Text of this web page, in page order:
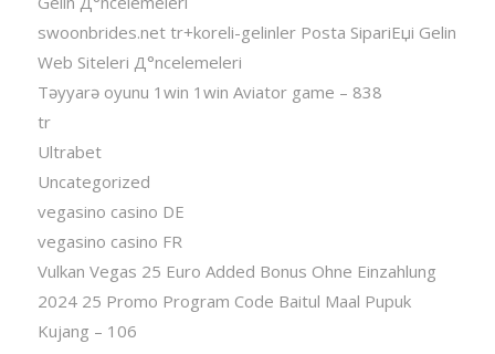
swoonbrides.net tr+koreli-gelinler Posta SipariЕџi Gelin
Web Siteleri Д°ncelemeleri
Təyyarə oyunu 1win 1win Aviator game – 838
tr
Ultrabet
Uncategorized
vegasino casino DE
vegasino casino FR
Vulkan Vegas 25 Euro Added Bonus Ohne Einzahlung
2024 25 Promo Program Code Baitul Maal Pupuk
Kujang – 106